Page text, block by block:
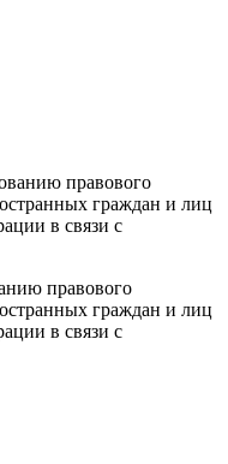
правового
граждан и лиц
в связи с